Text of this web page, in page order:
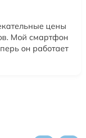
цены
Мой смартфон
он работает